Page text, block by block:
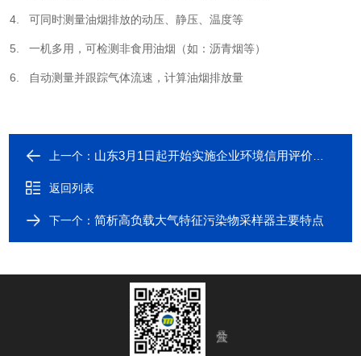
4. 可同时测量油烟排放的动压、静压、温度等
5. 一机多用，可检测非食用油烟（如：沥青烟等）
6. 自动测量并跟踪气体流速，计算油烟排放量
上一个： 山东3月1日起开始实施企业环境信用评价办法
返回列表
下一个：简析高负载大气特征污染物采样器主要特点